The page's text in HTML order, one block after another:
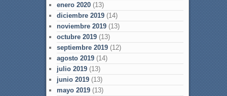
enero 2020(13)
diciembre 2019(14)
noviembre 2019(13)
octubre 2019(13)
septiembre 2019(12)
agosto 2019(14)
julio 2019(13)
junio 2019(13)
mayo 2019(13)